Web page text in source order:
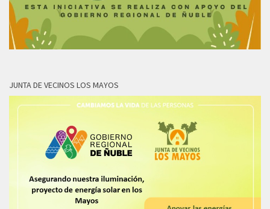
JUNTA DE VECINOS LOS MAYOS